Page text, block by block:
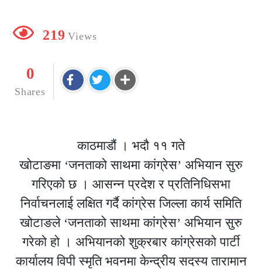
219 Views
0
Shares
काठमाडौं । भदौ ११ गते
खोटाङमा ‘जनताको साथमा कांग्रेस’ अभियान सुरु
गरिएको छ । आसन्न प्रदेश र प्रतिनिधिसभा
निर्वाचनलाई लक्षित गर्दै कांग्रेस जिल्ला कार्य समिति
खोटाङले ‘जनताको साथमा कांग्रेस’ अभियान सुरु
गरेको हो । अभियानको शुक्रबार कांग्रेसको पार्टी
कार्यालय विपी स्मृति भवनमा केन्द्रीय सदस्य तारामान